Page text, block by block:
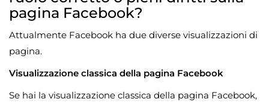
pagina Facebook?
Attualmente Facebook ha due diverse visualizzazioni di
pagina.
Visualizzazione classica della pagina Facebook
Se hai la visualizzazione classica della pagina Facebook,